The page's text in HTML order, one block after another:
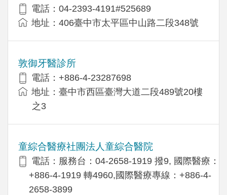
電話：04-2393-4191#525689
地址：406臺中市太平區中山路二段348號
敦御牙醫診所
電話：+886-4-23287698
地址：臺中市西區臺灣大道二段489號20樓
之3
童綜合醫療社團法人童綜合醫院
電話：服務台：04-2658-1919 撥9, 國際醫療：
+886-4-1919 轉4960,國際醫療專線：+886-4-
2658-3899